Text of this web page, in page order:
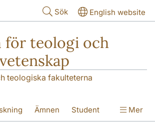
Sök English website
för teologi och
teologiska fakulteterna
Ämnen Student Mer